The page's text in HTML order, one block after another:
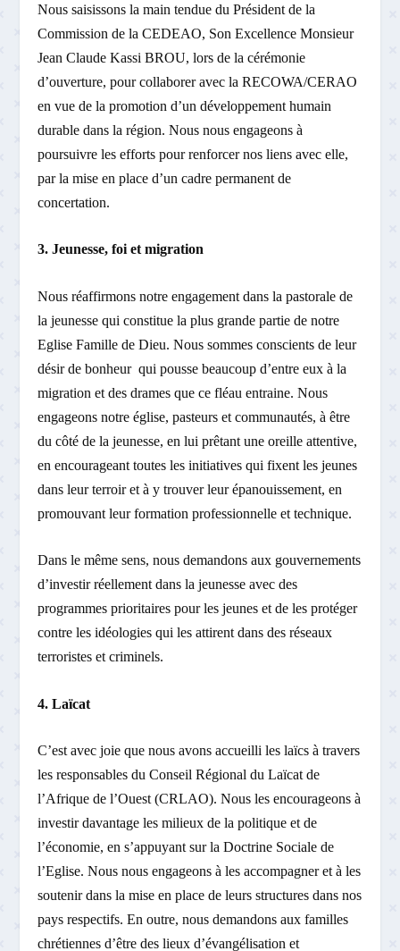
Nous saisissons la main tendue du Président de la
Commission de la CEDEAO, Son Excellence Monsieur
Jean Claude Kassi BROU, lors de la cérémonie
d’ouverture, pour collaborer avec la RECOWA/CERAO
en vue de la promotion d’un développement humain
durable dans la région. Nous nous engageons à
poursuivre les efforts pour renforcer nos liens avec elle,
par la mise en place d’un cadre permanent de
concertation.
3. Jeunesse, foi et migration
Nous réaffirmons notre engagement dans la pastorale de
la jeunesse qui constitue la plus grande partie de notre
Eglise Famille de Dieu. Nous sommes conscients de leur
désir de bonheur qui pousse beaucoup d’entre eux à la
migration et des drames que ce fléau entraine. Nous
engageons notre église, pasteurs et communautés, à être
du côté de la jeunesse, en lui prêtant une oreille attentive,
en encourageant toutes les initiatives qui fixent les jeunes
dans leur terroir et à y trouver leur épanouissement, en
promouvant leur formation professionnelle et technique.
Dans le même sens, nous demandons aux gouvernements
d’investir réellement dans la jeunesse avec des
programmes prioritaires pour les jeunes et de les protéger
contre les idéologies qui les attirent dans des réseaux
terroristes et criminels.
4. Laïcat
C’est avec joie que nous avons accueilli les laïcs à travers
les responsables du Conseil Régional du Laïcat de
l’Afrique de l’Ouest (CRLAO). Nous les encourageons à
investir davantage les milieux de la politique et de
l’économie, en s’appuyant sur la Doctrine Sociale de
l’Eglise. Nous nous engageons à les accompagner et à les
soutenir dans la mise en place de leurs structures dans nos
pays respectifs. En outre, nous demandons aux familles
chrétiennes d’être des lieux d’évangélisation et